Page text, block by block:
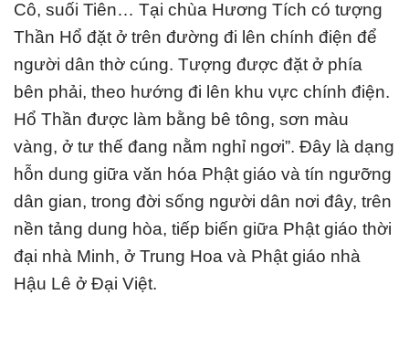
Cô, suối Tiên… Tại chùa Hương Tích có tượng
Thần Hổ đặt ở trên đường đi lên chính điện để
người dân thờ cúng. Tượng được đặt ở phía
bên phải, theo hướng đi lên khu vực chính điện.
Hổ Thần được làm bằng bê tông, sơn màu
vàng, ở tư thế đang nằm nghỉ ngơi”. Đây là dạng
hỗn dung giữa văn hóa Phật giáo và tín ngưỡng
dân gian, trong đời sống người dân nơi đây, trên
nền tảng dung hòa, tiếp biến giữa Phật giáo thời
đại nhà Minh, ở Trung Hoa và Phật giáo nhà
Hậu Lê ở Đại Việt.